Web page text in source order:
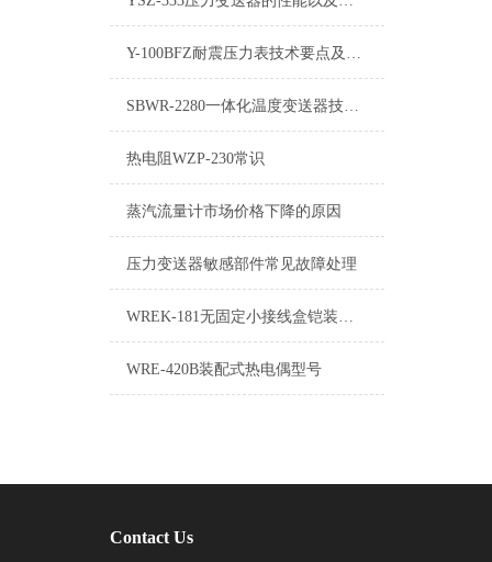
Y-100BFZ耐震压力表技术要点及选型样册
SBWR-2280一体化温度变送器技术参数
热电阻WZP-230常识
蒸汽流量计市场价格下降的原因
压力变送器敏感部件常见故障处理
WREK-181无固定小接线盒铠装热电偶使用说明
WRE-420B装配式热电偶型号
Contact Us